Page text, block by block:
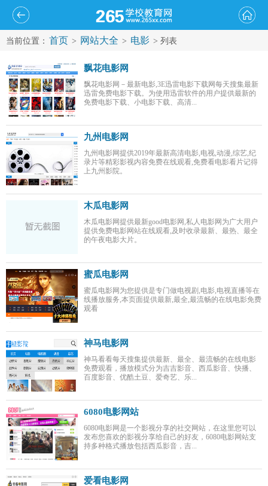
当前位置： 首页 > 网站大全 > 电影 > 列表
飘花电影网
飘花电影网－最新电影,3E迅雷电影下载网每天搜集最新
迅雷免费电影下载。为使用迅雷软件的用户提供最新的
免费电影下载、小电影下载、高清...
九州电影网
九州电影网提供2019年最新高清电影,电视,动漫,综艺,纪
录片等精彩影视内容免费在线观看,免费看电影看片记得
上九州影院。
木瓜电影网
木瓜电影网提供最新good电影网,私人电影网为广大用户
提供免费电影网站在线观看,及时收录最新、最热、最全
的午夜电影大片。
蜜瓜电影网
蜜瓜电影网为您提供是专门做电视剧,电影,电视直播等在
线播放服务,本页面提供最新,最全,最流畅的在线电影免费
观看
神马电影网
神马看看每天搜集提供最新、最全、最流畅的在线电影
免费观看，播放模式分为吉吉影音、西瓜影音、快播、
百度影音、优酷土豆、爱奇艺、乐...
6080电影网站
6080电影网是一个影视分享的社交网站，在这里您可以
发布您喜欢的影视分享给自己的好友，6080电影网站支
持多种格式播放包括西瓜影音，吉...
爱看电影网